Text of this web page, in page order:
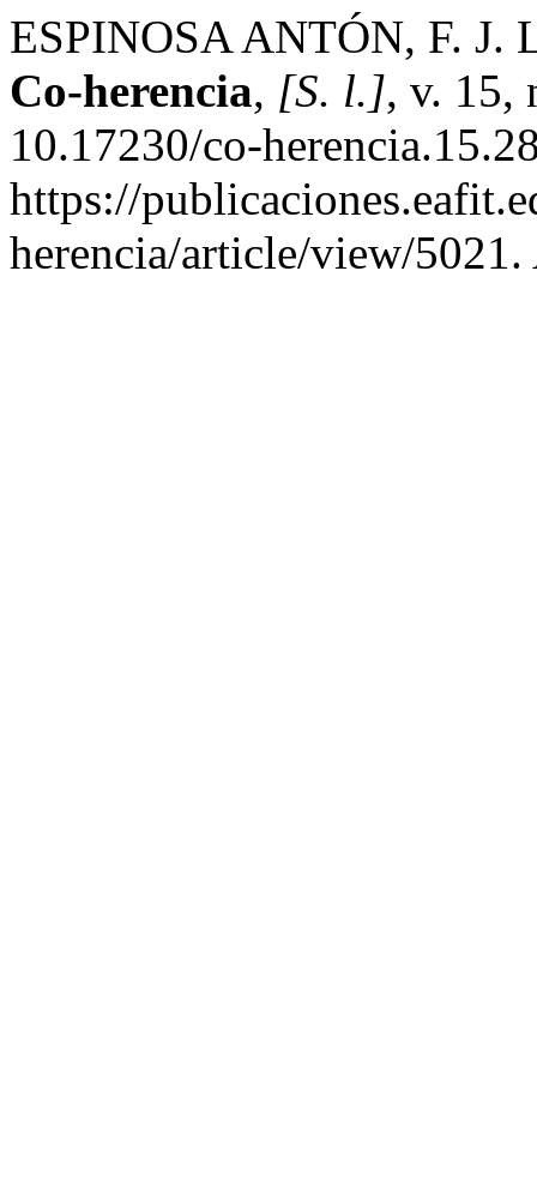
ESPINOSA ANTÓN, F. J.
Co-herencia, [S. l.], v. 15,
10.17230/co-
https://
herencia/article/view/5021.